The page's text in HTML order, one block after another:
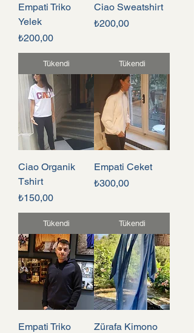
Empati Triko
Yelek
Fiyat
₺200,00
Tükendi
Ciao Sweatshirt
Fiyat
₺200,00
Tükendi
Ciao Organik
Tshirt
Fiyat
₺150,00
Tükendi
Empati Ceket
Fiyat
₺300,00
Tükendi
Empati Triko
Zürafa Kimono